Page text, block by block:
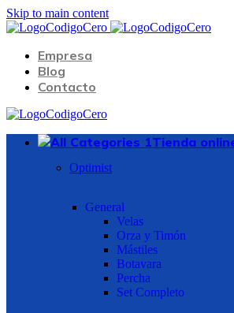
Skip to main content
Empresa
Blog
Contacto
Tienda
Optimist
General
Velas
Orza y Timón
Mástiles
Botavara
Percha
Set Completo